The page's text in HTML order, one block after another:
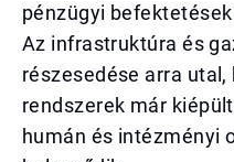
pénzügyi
Az infrastruktúra és
részesedése arra
rendszerek már
humán és intézményi